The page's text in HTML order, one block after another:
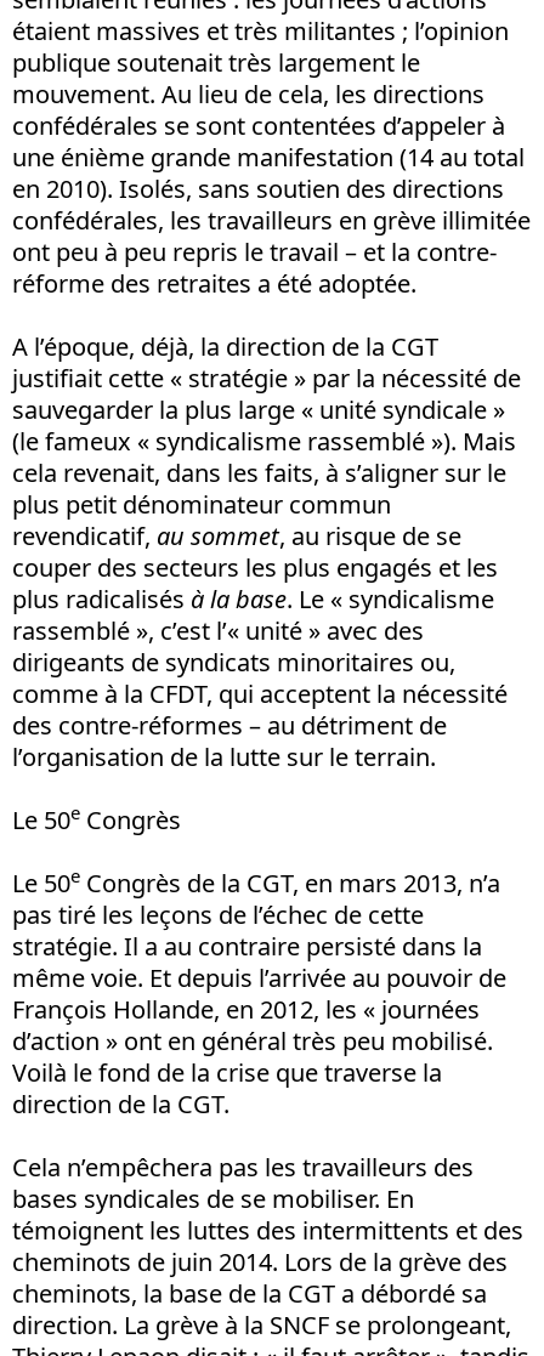
étaient massives et très militantes ; l’opinion
publique soutenait très largement le
mouvement. Au lieu de cela, les directions
confédérales se sont contentées d’appeler à
une énième grande manifestation (14 au total
en 2010). Isolés, sans soutien des directions
confédérales, les travailleurs en grève illimitée
ont peu à peu repris le travail – et la contre-
réforme des retraites a été adoptée.
A l’époque, déjà, la direction de la CGT
justifiait cette « stratégie » par la nécessité de
sauvegarder la plus large « unité syndicale »
(le fameux « syndicalisme rassemblé »). Mais
cela revenait, dans les faits, à s’aligner sur le
plus petit dénominateur commun
revendicatif, au sommet, au risque de se
couper des secteurs les plus engagés et les
plus radicalisés à la base. Le « syndicalisme
rassemblé », c’est l’« unité » avec des
dirigeants de syndicats minoritaires ou,
comme à la CFDT, qui acceptent la nécessité
des contre-réformes – au détriment de
l’organisation de la lutte sur le terrain.
Le 50e Congrès
Le 50e Congrès de la CGT, en mars 2013, n’a
pas tiré les leçons de l’échec de cette
stratégie. Il a au contraire persisté dans la
même voie. Et depuis l’arrivée au pouvoir de
François Hollande, en 2012, les « journées
d’action » ont en général très peu mobilisé.
Voilà le fond de la crise que traverse la
direction de la CGT.
Cela n’empêchera pas les travailleurs des
bases syndicales de se mobiliser. En
témoignent les luttes des intermittents et des
cheminots de juin 2014. Lors de la grève des
cheminots, la base de la CGT a débordé sa
direction. La grève à la SNCF se prolongeant,